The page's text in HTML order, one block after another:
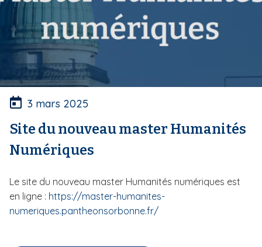
3 mars 2025
Site du nouveau master Humanités
Numériques
Le site du nouveau master Humanités numériques est
en ligne : https://master-humanites-
numeriques.pantheonsorbonne.fr/